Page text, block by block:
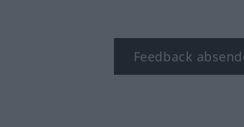
Feedback